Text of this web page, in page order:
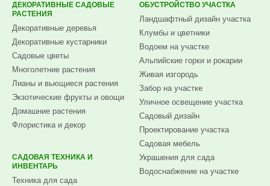
ДЕКОРАТИВНЫЕ САДОВЫЕ
РАСТЕНИЯ
Декоративные деревья
Декоративные кустарники
Садовые цветы
Многолетние растения
Лианы и вьющиеся растения
Экзотические фрукты и овощи
Домашние растения
Флористика и декор
САДОВАЯ ТЕХНИКА И
ИНВЕНТАРЬ
Техника для сада
ОБУСТРОЙСТВО УЧАСТКА
Ландшафтный дизайн участка
Клумбы и цветники
Водоем на участке
Альпийские горки и рокарии
Живая изгородь
Забор на участке
Уличное освещение участка
Садовый дизайн
Проектирование участка
Садовая мебель
Украшения для сада
Водоснабжение на участке